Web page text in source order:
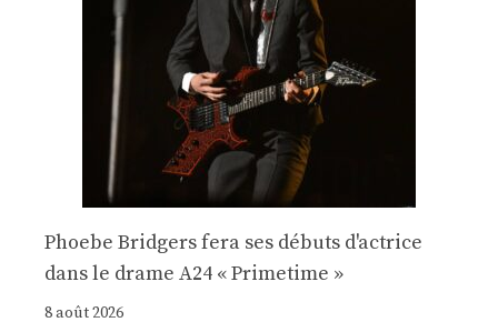
Phoebe Bridgers fera ses débuts d'actrice
dans le drame A24 « Primetime »
8 août 2026